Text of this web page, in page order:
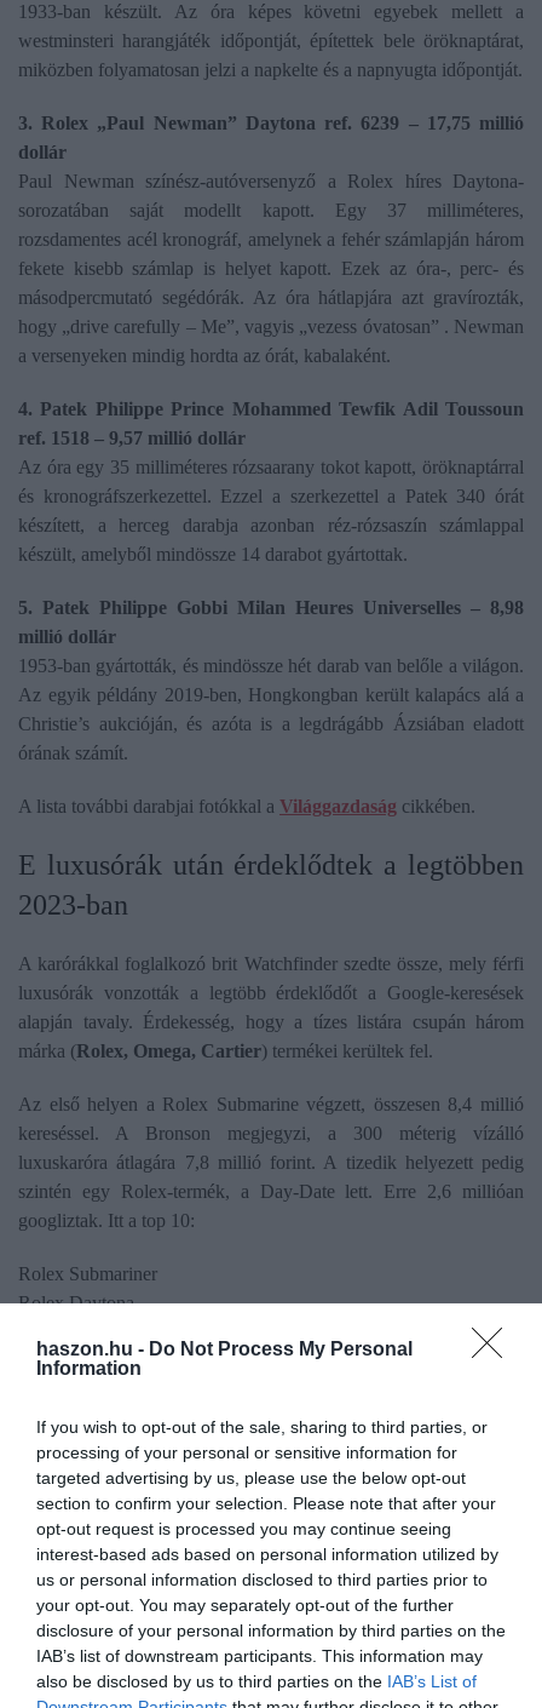
haszon.hu - Do Not Process My Personal
Information
If you wish to opt-out of the sale, sharing to third parties, or
processing of your personal or sensitive information for
targeted advertising by us, please use the below opt-out
section to confirm your selection. Please note that after your
opt-out request is processed you may continue seeing
interest-based ads based on personal information utilized by
us or personal information disclosed to third parties prior to
your opt-out. You may separately opt-out of the further
disclosure of your personal information by third parties on the
IAB’s list of downstream participants. This information may
also be disclosed by us to third parties on the IAB’s List of
1933-ban készült. Az óra képes követni egyebek mellett a
westminsteri harangjáték időpontját, építettek bele öröknaptárat,
miközben folyamatosan jelzi a napkelte és a napnyugta időpontját.
3. Rolex „Paul Newman” Daytona ref. 6239 – 17,75 millió
dollár
Paul Newman színész-autóversenyző a Rolex híres Daytona-
sorozatában saját modellt kapott. Egy 37 milliméteres,
rozsdamentes acél kronográf, amelynek a fehér számlapján három
fekete kisebb számlap is helyet kapott. Ezek az óra-, perc- és
másodpercmutató segédórák. Az óra hátlapjára azt gravírozták,
hogy „drive carefully – Me”, vagyis „vezess óvatosan” . Newman
a versenyeken mindig hordta az órát, kabalaként.
4. Patek Philippe Prince Mohammed Tewfik Adil Toussoun
ref. 1518 – 9,57 millió dollár
Az óra egy 35 milliméteres rózsaarany tokot kapott, öröknaptárral
és kronográfszerkezettel. Ezzel a szerkezettel a Patek 340 órát
készített, a herceg darabja azonban réz-rózsaszín számlappal
készült, amelyből mindössze 14 darabot gyártottak.
5. Patek Philippe Gobbi Milan Heures Universelles – 8,98
millió dollár
1953-ban gyártották, és mindössze hét darab van belőle a világon.
Az egyik példány 2019-ben, Hongkongban került kalapács alá a
Christie’s aukcióján, és azóta is a legdrágább Ázsiában eladott
órának számít.
A lista további darabjai fotókkal a Világgazdaság cikkében.
E luxusórák után érdeklődtek a legtöbben
2023-ban
A karórákkal foglalkozó brit Watchfinder szedte össze, mely férfi
luxusórák vonzották a legtöbb érdeklődőt a Google-keresések
alapján tavaly. Érdekesség, hogy a tízes listára csupán három
márka (Rolex, Omega, Cartier) termékei kerültek fel.
Az első helyen a Rolex Submarine végzett, összesen 8,4 millió
kereséssel. A Bronson megjegyzi, a 300 méterig vízálló
luxuskaróra átlagára 7,8 millió forint. A tizedik helyezett pedig
szintén egy Rolex-termék, a Day-Date lett. Erre 2,6 millióan
googliztak. Itt a top 10:
Rolex Submariner
Rolex Daytona
Rolex Datejust
Rolex Oyster Perpetual
Cartier Santos
Cartier Tank
Rolex Day-Date
Jól járt, aki luxusórába fektetett az elmúlt
években
A Knight Frank tanácsadócég tanulmánya szerint a luxusórák
piacán átlagosan évi 9 százalékos hozam keletkezett az elmúlt tíz